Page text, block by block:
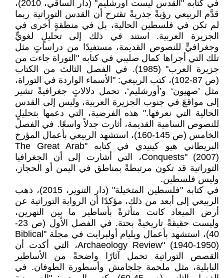
في كتابه "القدس ليست أورشليم" (دار الساقي، 2010)،
قدَّم الربيعي رؤيةً جذريةً تقترح أن القدس التوراتية ربما
لم تكن في فلسطين الحالية، بل في منطقةٍ أخرى في
الجزيرة العربية. استند في ذلك إلى تحليلٍ لغويٍّ
وجغرافيٍّ للنصوص القديمة، مستفيدًا من دراساتٍ مثل
تلك التي أجراها كمال صليبي في كتابه "التوراة جاءت من
جزيرة العرب" (1985). في الفصل الثالث من الكتاب
(ص 87-102)، كتب الربيعي: "الأسماء الواردة في التوراة،
مثل ’صهيون‘ و’أورشليم‘، تحمل دلالاتٍ جغرافيةً تشير
إلى مواقعَ في جنوب الجزيرة العربية، وليس إلى القدس
الحالية التي نعرفها." هذه الفرضية، التي دعمها بتحليلٍ
للنصوص السامية القديمة، أثارت جدلاً واسعًا. في الفصل
الخامس (ص 145-160)، استشهد الربيعي بأعمال المؤرخ
البريطاني هيو كينيدي في كتابه "The Great Arab
Conquests" (2007)، التي أشارت إلى أن الجغرافيا
التوراتية قد تكون مرتبطةً بمناطق في اليمن أو الحجاز،
وليس فلسطين.
في كتابه "فلسطين المتخيلة" (دار التنوير، 2015)، ذهب
الربيعي إلى أبعد من ذلك، مؤكدًا أن الرواية التوراتية عن
أرض الميعاد كانت متأثرةً بأساطير ما بين النهرين،
وليست حقيقةً تاريخيةً بحتة. في الفصل الأول (ص 23-
40)، استشهد بأعمال ويليام أولبرايت في مجلة "Biblical
Archaeology Review" (1940-1950)، التي أكدت أن
القصص التوراتية تحمل آثارًا واضحةً من الأساطير
البابلية، مثل ملحمة جلجامش وأسطورة الطوفان. في